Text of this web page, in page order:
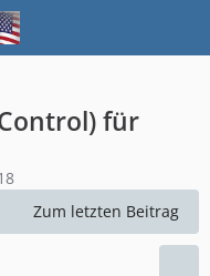
für
Zum letzten Beitrag